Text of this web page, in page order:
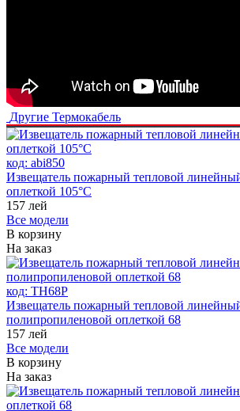
Другие Термокабель
код: abi850
Извещатель пожарный тепловой
оплеткой 105°С
157 лей
Все модели
В корзину
На заказ
код: ТH68P
Извещатель пожарный тепловой
полипропиленовой оплеткой 68
157 лей
Все модели
В корзину
На заказ